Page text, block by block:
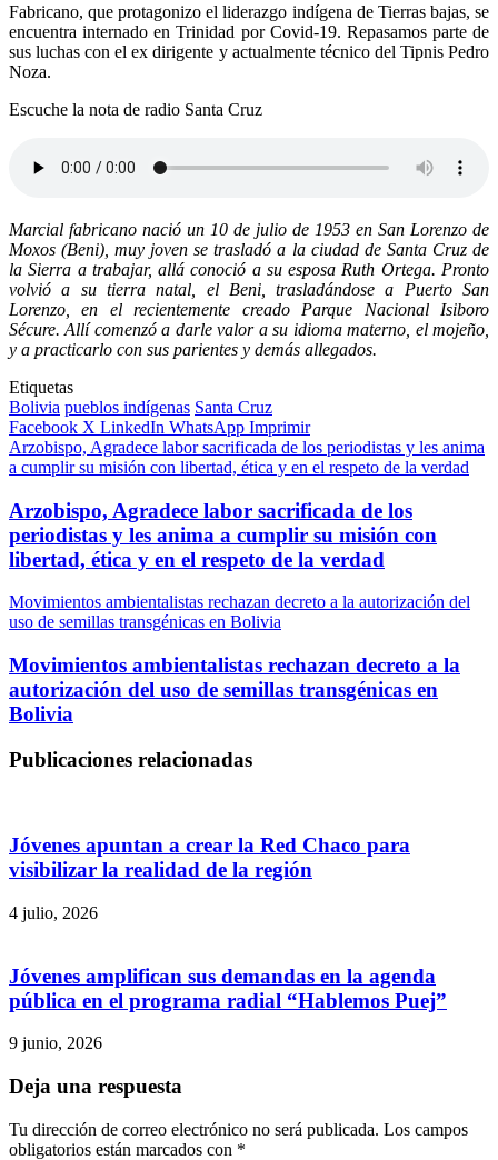
Fabricano, que protagonizo el liderazgo indígena de Tierras bajas, se
encuentra internado en Trinidad por Covid-19. Repasamos parte de
sus luchas con el ex dirigente y actualmente técnico del Tipnis Pedro
Noza.
Escuche la nota de radio Santa Cruz
Marcial fabricano nació un 10 de julio de 1953 en San Lorenzo de
Moxos (Beni), muy joven se trasladó a la ciudad de Santa Cruz de
la Sierra a trabajar, allá conoció a su esposa Ruth Ortega. Pronto
volvió a su tierra natal, el Beni, trasladándose a Puerto San
Lorenzo, en el recientemente creado Parque Nacional Isiboro
Sécure. Allí comenzó a darle valor a su idioma materno, el mojeño,
y a practicarlo con sus parientes y demás allegados.
Etiquetas
Bolivia pueblos indígenas Santa Cruz
Facebook X LinkedIn WhatsApp Imprimir
Arzobispo, Agradece labor sacrificada de los periodistas y les anima
a cumplir su misión con libertad, ética y en el respeto de la verdad
Arzobispo, Agradece labor sacrificada de los
periodistas y les anima a cumplir su misión con
libertad, ética y en el respeto de la verdad
Movimientos ambientalistas rechazan decreto a la autorización del
uso de semillas transgénicas en Bolivia
Movimientos ambientalistas rechazan decreto a la
autorización del uso de semillas transgénicas en
Bolivia
Publicaciones relacionadas
Jóvenes apuntan a crear la Red Chaco para
visibilizar la realidad de la región
4 julio, 2026
Jóvenes amplifican sus demandas en la agenda
pública en el programa radial “Hablemos Puej”
9 junio, 2026
Deja una respuesta
Tu dirección de correo electrónico no será publicada. Los campos
obligatorios están marcados con *